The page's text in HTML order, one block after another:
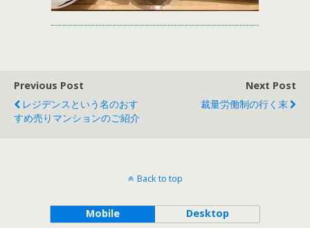
Previous Post
レジデンスという名のおす
すめ売りマンションのご紹介
Next Post
裁量労働制の行く末
Back to top
Mobile Desktop